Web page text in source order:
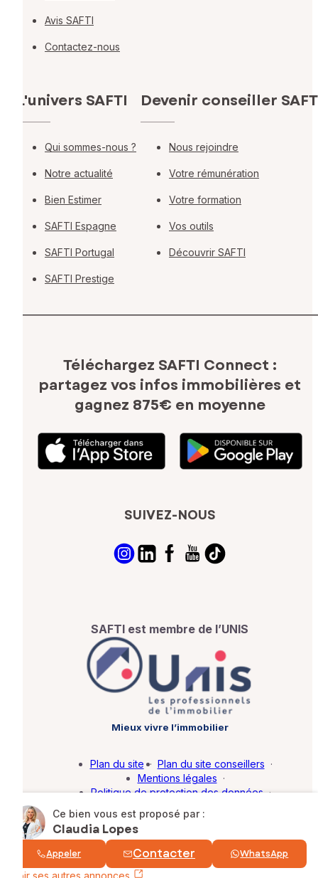
Ce bien vous est proposé par :
Claudia Lopes
Appeler Contacter WhatsApp
Voir ses autres annonces
Avis SAFTI
Contactez-nous
L'univers SAFTI
Qui sommes-nous ?
Notre actualité
Bien Estimer
SAFTI Espagne
SAFTI Portugal
SAFTI Prestige
Devenir conseiller
Nous rejoindre
Votre rémunération
Votre formation
Vos outils
Découvrir SAFTI
Téléchargez SAFTI Connect :
partagez vos infos immobilières et
gagnez 875€ en moyenne
SUIVEZ-NOUS
SAFTI est membre de l’UNIS
Mieux vivre l’immobilier
© SAFTI 2026. Tous droits réservés.
Plan du site · Plan du site conseillers ·
Mentions légales ·
Politique de protection des données ·